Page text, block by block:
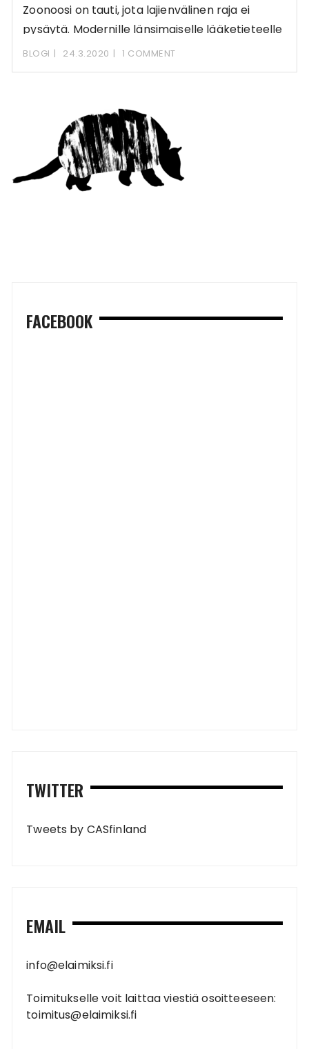
Zoonoosi on tauti, jota lajienvälinen raja ei
pysäytä. Modernille länsimaiselle lääketieteelle
ilmiön tunnisti ja nimesi
BLOGI 24.3.2020 1 COMMENT
FACEBOOK
TWITTER
Tweets by CASfinland
EMAIL
info@elaimiksi.fi
Toimitukselle voit laittaa viestiä osoitteeseen:
toimitus@elaimiksi.fi